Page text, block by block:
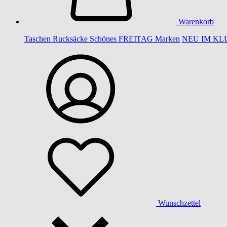
Warenkorb
Taschen Rucksäcke Schönes FREITAG Marken NEU IM
Wunschzettel